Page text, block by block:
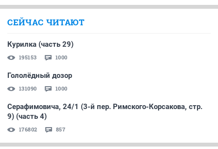
СЕЙЧАС ЧИТАЮТ
Курилка (часть 29)
195153 1000
Гололёдный дозор
131090 1000
Серафимовича, 24/1 (3-й пер. Римского-Корсакова, стр.
9) (часть 4)
176802 857